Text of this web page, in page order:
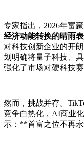
专家指出，2026年富
经济动能转换的晴雨表
对科技创新企业的开
划明确将量子科技、
强化了市场对硬科技赛
然而，挑战并存。
竞争白热化，AI商业
示：**首富之位不再